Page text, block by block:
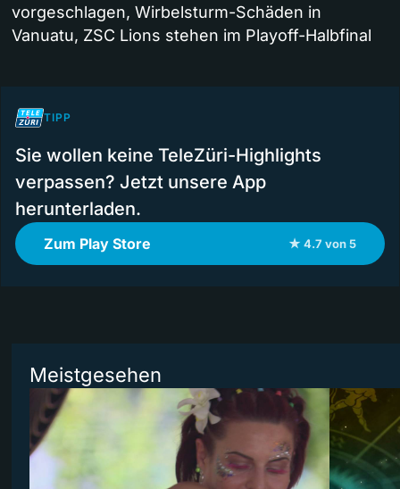
vorgeschlagen, Wirbelsturm-Schäden in
Vanuatu, ZSC Lions stehen im Playoff-Halbfinal
TIPP
Sie wollen keine TeleZüri-Highlights
verpassen? Jetzt unsere App
herunterladen.
Zum Play Store ★ 4.7 von 5
Meistgesehen